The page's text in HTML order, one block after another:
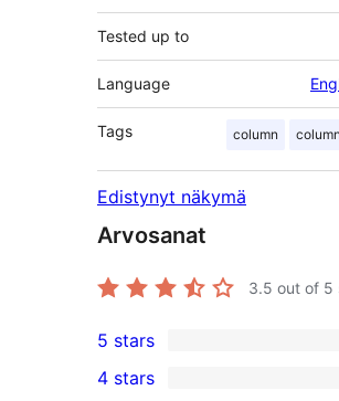
Tested up to
Language
Tags column
Edistynyt näkymä
Arvosanat
3.5 out of 5
1
5-
5 stars
4 stars